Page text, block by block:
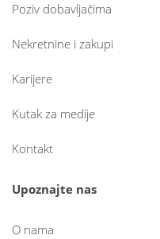
Poziv dobavljačima
Nekretnine i zakupi
Karijere
Kutak za medije
Kontakt
Upoznajte nas
O nama